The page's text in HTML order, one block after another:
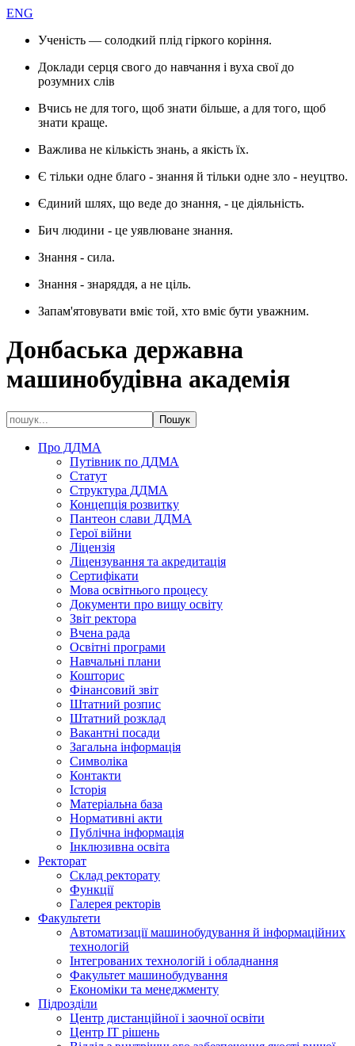
ENG
Ученість — солодкий плід гіркого коріння.
Доклади серця свого до навчання і вуха свої до
розумних слів
Вчись не для того, щоб знати більше, а для того, щоб
знати краще.
Важлива не кількість знань, а якість їх.
Є тільки одне благо - знання й тільки одне зло - неуцтво.
Єдиний шлях, що веде до знання, - це діяльність.
Бич людини - це уявлюване знання.
Знання - сила.
Знання - знаряддя, а не ціль.
Запам'ятовувати вміє той, хто вміє бути уважним.
Донбаська державна
машинобудівна академія
Про ДДМА
Путівник по ДДМА
Статут
Структура ДДМА
Концепція розвитку
Пантеон слави ДДМА
Герої війни
Ліцензія
Ліцензування та акредитація
Сертифікати
Мова освітнього процесу
Документи про вищу освіту
Звіт ректора
Вчена рада
Освітні програми
Навчальні плани
Кошторис
Фінансовий звіт
Штатний розпис
Штатний розклад
Вакантні посади
Загальна інформація
Символіка
Контакти
Історія
Матеріальна база
Нормативні акти
Публічна інформація
Інклюзивна освіта
Ректорат
Склад ректорату
Функції
Галерея ректорів
Факультети
Автоматизації машинобудування й інформаційних
технологій
Інтегрованих технологій і обладнання
Факультет машинобудування
Економіки та менеджменту
Підрозділи
Центр дистанційної і заочної освіти
Центр ІТ рішень